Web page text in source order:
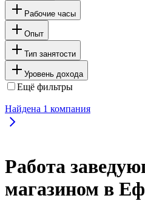
Рабочие часы
Опыт
Тип занятости
Уровень дохода
Ещё фильтры
Найдена 1 компания
Работа
магазином в